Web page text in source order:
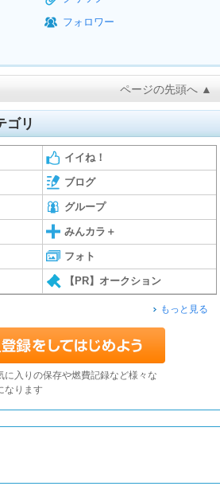
フォロワー
ページの先頭へ ▲
ゴリ
イイね！
ブログ
グループ
みんカラ＋
フォト
【PR】オークション
もっと見る
に入りの保存や燃費記録など様々な
なります